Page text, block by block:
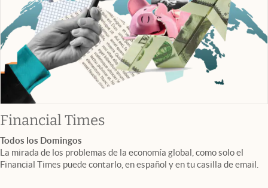
Financial Timesabre en nueva pestaña
Todos los Domingos
La mirada de los problemas de la economía global, como solo el
Financial Times puede contarlo, en español y en tu casilla de email.